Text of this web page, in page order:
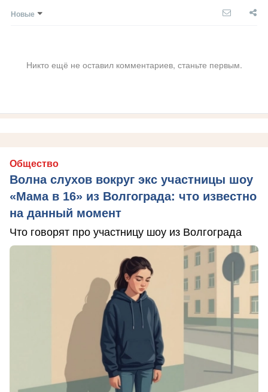
Новые
Никто ещё не оставил комментариев, станьте первым.
Общество
Волна слухов вокруг экс участницы шоу
«Мама в 16» из Волгограда: что известно
на данный момент
Что говорят про участницу шоу из Волгограда